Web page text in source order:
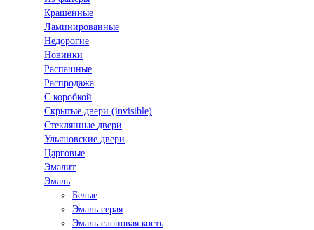
Крашенные
Ламинированные
Недорогие
Новинки
Распашные
Распродажа
С коробкой
Скрытые двери (invisible)
Стеклянные двери
Ульяновские двери
Царговые
Эмалит
Эмаль
Белые
Эмаль серая
Эмаль слоновая кость